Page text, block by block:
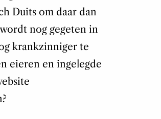
Duits om daar dan
nog gegeten in
krankzinniger te
eieren en ingelegde